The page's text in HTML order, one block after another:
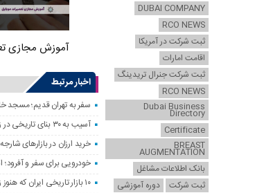
آموزش مجازی
اخبار مرتبط
سفر به تهران قدیم؛
آسیب به ۳۰ بنای تاریخی در زلزله شب گذشته
خرید ارزان در بازارهای
خودرویی برای سفر و آفرود؛ اسکورپیون
۱۰ بازار تاریخی ایران که هنوز زنده‌اند؛ سفر در رنگ و بوی بازارهای قدیمی
DUBAI COMPANY
RCO NEWS
ثبت شرکت در آمریکا
اقامت امارات
ثبت شرکت جنرال تریدینگ
RCO NEWS
Dubai Business
Directory
Certificate
BREAST
AUGMENTATION
بانک اطلاعات مشاغل
ثبت شرکت
دوره آموزشی